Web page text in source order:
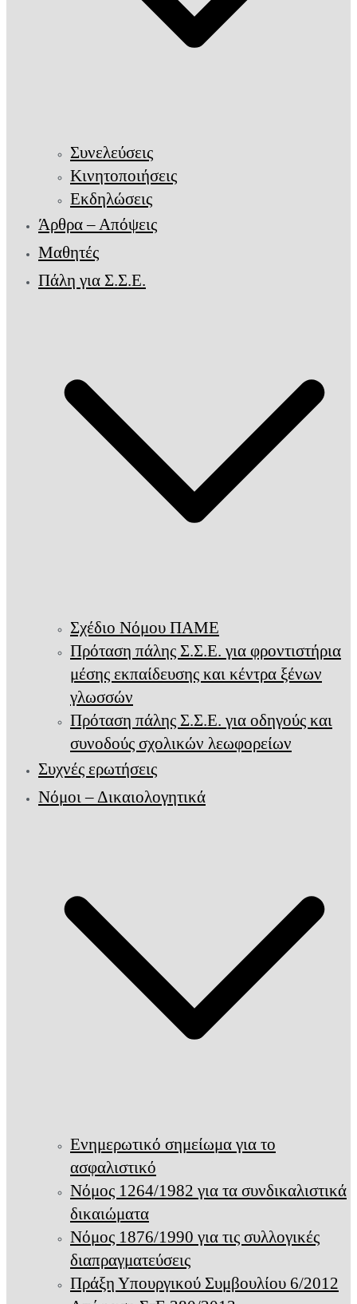
Συνελεύσεις
Κινητοποιήσεις
Εκδηλώσεις
Άρθρα – Απόψεις
Μαθητές
Πάλη για Σ.Σ.Ε.
Σχέδιο Νόμου ΠΑΜΕ
Πρόταση πάλης Σ.Σ.Ε. για φροντιστήρια
μέσης εκπαίδευσης και κέντρα ξένων
γλωσσών
Πρόταση πάλης Σ.Σ.Ε. για οδηγούς και
συνοδούς σχολικών λεωφορείων
Συχνές ερωτήσεις
Νόμοι – Δικαιολογητικά
Ενημερωτικό σημείωμα για το
ασφαλιστικό
Νόμος 1264/1982 για τα συνδικαλιστικά
δικαιώματα
Νόμος 1876/1990 για τις συλλογικές
διαπραγματεύσεις
Πράξη Υπουργικού Συμβουλίου 6/2012